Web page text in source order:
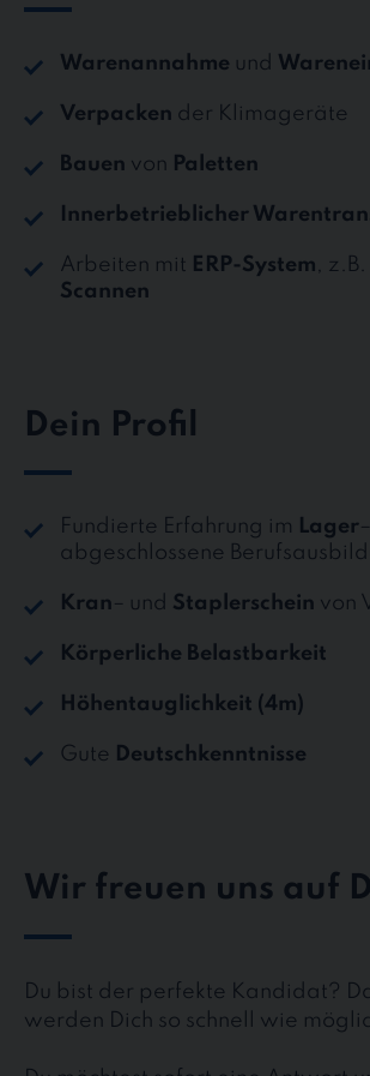
Warenannahme und
Verpacken der Klimageräte
Bauen von Paletten
Innerbetrieblicher
Arbeiten mit ERP-System,
Scannen
Dein Profil
Fundierte Erfahrung im Lager
abgeschlossene
Kran– und Staplerschein von
Körperliche Belastbarkeit
Höhentauglichkeit (4m)
Gute Deutschkenntnisse
Wir freuen uns auf
Du bist der perfekte Kandidat?
werden Dich so schnell wie